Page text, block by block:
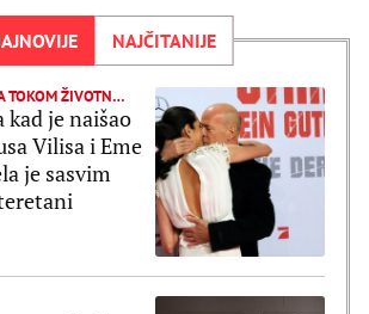
NAJČITANIJE
NAJVEĆA PODRŠKA TOKOM ŽIVOTNE BORBE
kad je naišao
Vilisa i Eme
je sasvim